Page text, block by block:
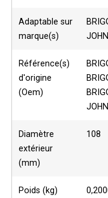
Adaptable sur
marque(s)
Référence(s)
d'origine
(Oem)
Diamètre
extérieur
(mm)
108
Poids (kg)